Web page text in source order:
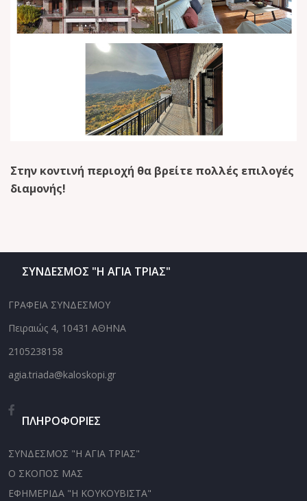
Στην κοντινή περιοχή θα βρείτε πολλές επιλογές
διαμονής!
ΣΥΝΔΕΣΜΟΣ "Η ΑΓΙΑ ΤΡΙΑΣ"
ΓΡΑΦΕΙΑ ΣΥΝΔΕΣΜΟΥ
Πειραιώς 4, 10431 ΑΘΗΝΑ
2105238158
agia.triada@kaloskopi.gr
ΠΛΗΡΟΦΟΡΙΕΣ
ΣΥΝΔΕΣΜΟΣ "Η ΑΓΙΑ ΤΡΙΑΣ"
Ο ΣΚΟΠΟΣ ΜΑΣ
ΕΦΗΜΕΡΙΔΑ "Η ΚΟΥΚΟΥΒΙΣΤΑ"